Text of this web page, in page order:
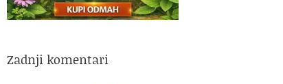
Zadnji komentari